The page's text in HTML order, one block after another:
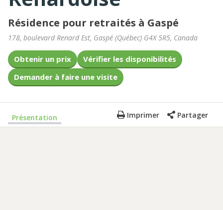
Résidence pour retraités à Gaspé
178, boulevard Renard Est, Gaspé (Québec) G4X 5R5, Canada
Obtenir un prix
Vérifier les disponibilités
Demander à faire une visite
Présentation Imprimer Partager